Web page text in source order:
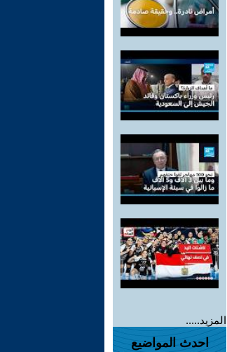
المزيد.....
احدث المواضيع